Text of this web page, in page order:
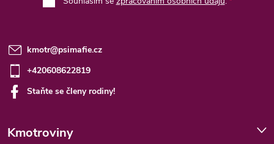
kmotr@psimafie.cz
+420608622819
Staňte se členy rodiny!
Kmotroviny